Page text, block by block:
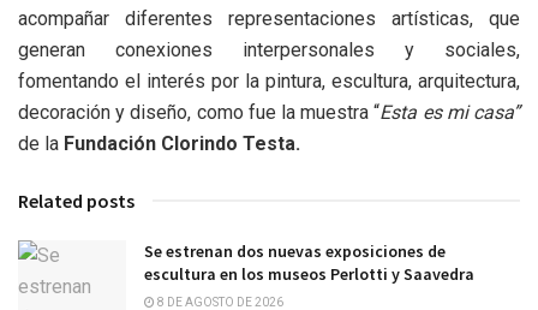
acompañar diferentes representaciones artísticas, que
generan conexiones interpersonales y sociales,
fomentando el interés por la pintura, escultura, arquitectura,
decoración y diseño, como fue la muestra “Esta es mi casa”
de la Fundación Clorindo Testa.
Related posts
Se estrenan dos nuevas exposiciones de
escultura en los museos Perlotti y Saavedra
8 DE AGOSTO DE 2026